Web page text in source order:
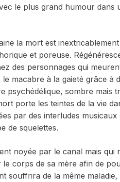
le plus grand humour dans
la mort est
et poreuse.
des personnages qui
macabre à la gaieté grâce à
psychédélique, sombre mais
porte les teintes de la vie
par des interludes
de squelettes.
noyée par le canal mais qui
corps de sa mère afin de
souffrira de la même maladie,